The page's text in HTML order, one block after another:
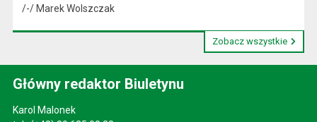
/-/ Marek Wolszczak
Zobacz wszystkie
Główny redaktor Biuletynu
Karol Malonek